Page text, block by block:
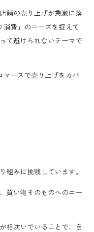
舗の売り上げが急激に落
消費」のニーズを捉えて
て避けられないテーマ で
マースで売り上げをカバ
組みに挑戦しています。
買い物そのものへのニー
相次いでいることで、自